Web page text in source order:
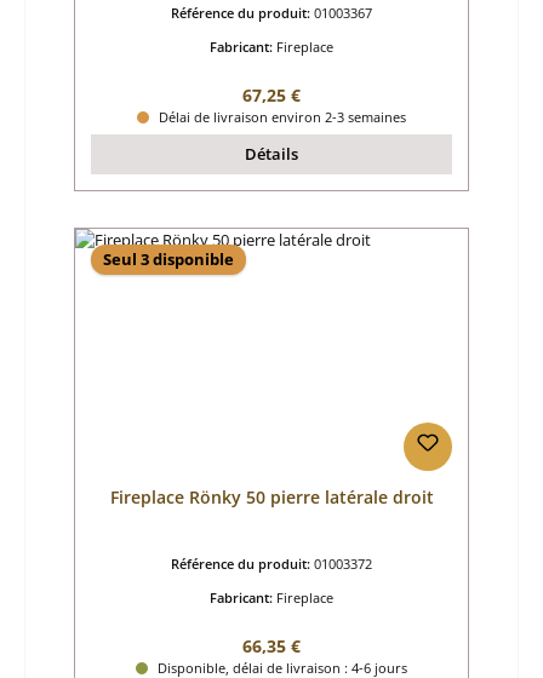
Référence du produit: 01003367
Fabricant: Fireplace
Prix régulier :
67,25 €
Délai de livraison environ 2-3 semaines
Détails
Seul 3 disponible
Fireplace Rönky 50 pierre latérale droit
Référence du produit: 01003372
Fabricant: Fireplace
Prix régulier :
66,35 €
Disponible, délai de livraison : 4-6 jours